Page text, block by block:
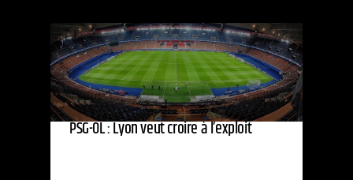
PSG-OL : Lyon veut croire à l’exploit